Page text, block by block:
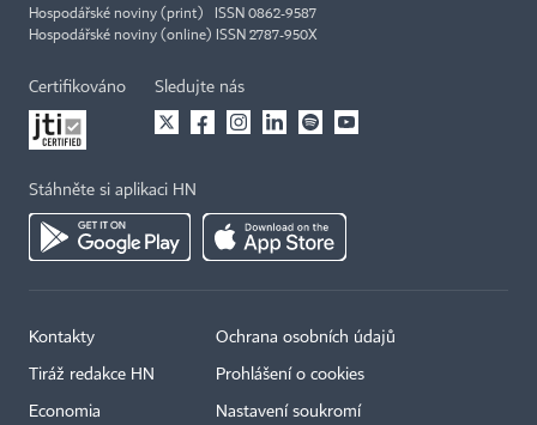
Hospodářské noviny (print) ISSN 0862-9587
Hospodářské noviny (online) ISSN 2787-950X
Certifikováno Sledujte nás
Stáhněte si aplikaci HN
Kontakty
Tiráž redakce HN
Economia
Ochrana osobních údajů
Prohlášení o cookies
Nastavení soukromí